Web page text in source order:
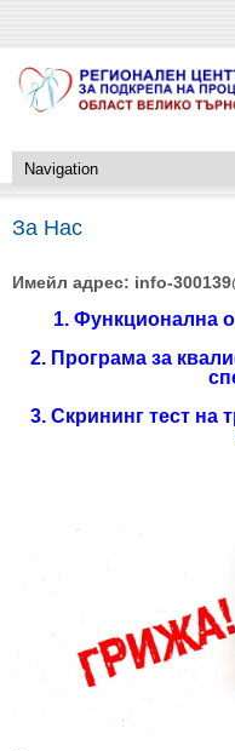
За Нас
Имейл адрес: info-
1. Функционална
2. Програма за
3. Скрининг тест на